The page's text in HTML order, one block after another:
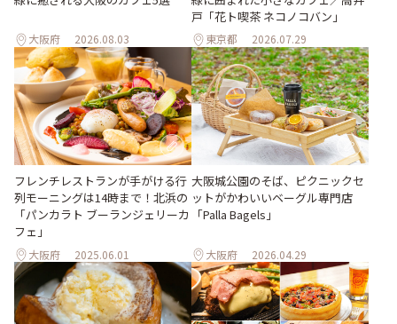
大阪府 2026.08.03
戸「花ト喫茶 ネコノコバン」
東京都 2026.07.29
フレンチレストランが手がける行
列モーニングは14時まで！北浜の
「パンカラト ブーランジェリーカ
フェ」
大阪府 2025.06.01
大阪城公園のそば、ピクニックセ
ットがかわいいベーグル専門店
「Palla Bagels」
大阪府 2026.04.29